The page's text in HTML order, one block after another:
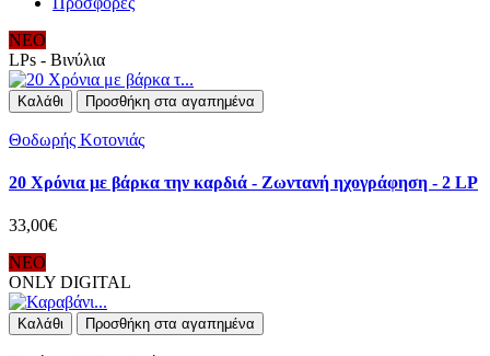
ΝΕΟ
LPs - Βινύλια
Καλάθι Προσθήκη στα αγαπημένα
Θοδωρής Κοτονιάς
20 Χρόνια με βάρκα την καρδιά - Ζωντανή ηχογράφηση - 2 LP
33,00€
ΝΕΟ
ONLY DIGITAL
Καλάθι Προσθήκη στα αγαπημένα